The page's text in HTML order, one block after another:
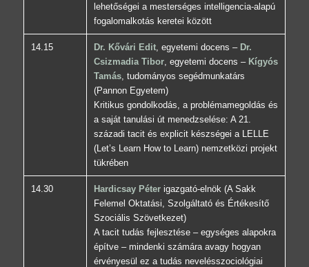
lehetőségei a mesterséges intelligencia-alapú
fogalomalkotás keretei között
14.15 Dr. Kővári Edit, egyetemi docens – Dr.
Csizmadia Tibor, egyetemi docens – Kígyós
Tamás, tudományos segédmunkatárs
(Pannon Egyetem)
Kritikus gondolkodás, a problémamegoldás és
a saját tanulási út menedzselése: A 21.
századi tacit és explicit készségei a LELLE
(Let’s Learn How to Learn) nemzetközi projekt
tükrében
14.30 Hardicsay Péterigazgató-elnök (A Sakk
Felemel Oktatási, Szolgáltató és Értékesítő
Szociális Szövetkezet)
A tacit tudás fejlesztése – egységes alapokra
építve – mindenki számára avagy hogyan
érvényesül ez a tudás nevelésszociológiai